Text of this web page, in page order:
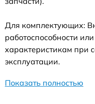
Для комплектующих:
работоспособности
характеристикам при
эксплуатации.
Показать полностью